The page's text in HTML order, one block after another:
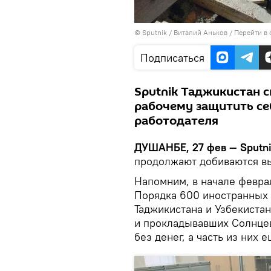
© Sputnik / Виталий Аньков / Перейти в
Подписаться
Sputnik Таджикистан
рабочему защитить
работодателя
ДУШАНБЕ, 27 фев —
продолжают добиваются
Напомним, в начале
Порядка 600
Таджикистана и
и прокладывавших
без денег, а часть из